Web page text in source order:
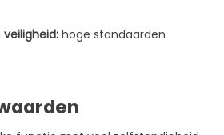
hoge standaarden